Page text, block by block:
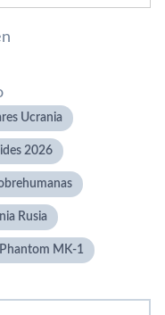
Ucrania
2026
Rusia
MK-1